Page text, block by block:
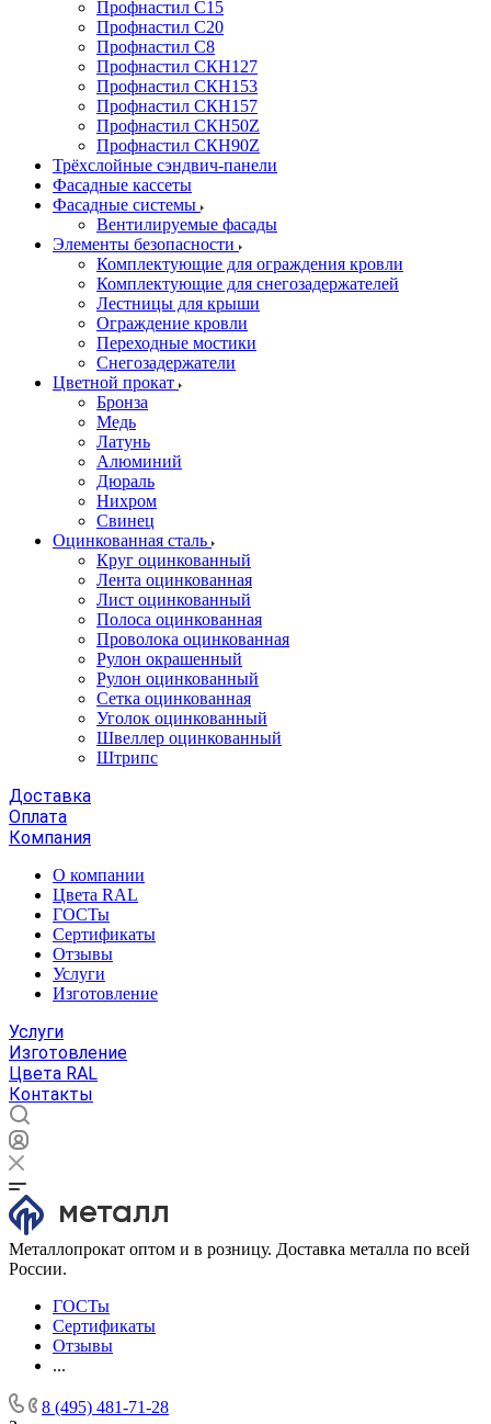
Профнастил С15
Профнастил С20
Профнастил С8
Профнастил СКН127
Профнастил СКН153
Профнастил СКН157
Профнастил СКН50Z
Профнастил СКН90Z
Трёхслойные сэндвич-панели
Фасадные кассеты
Фасадные системы
Вентилируемые фасады
Элементы безопасности
Комплектующие для ограждения кровли
Комплектующие для снегозадержателей
Лестницы для крыши
Ограждение кровли
Переходные мостики
Снегозадержатели
Цветной прокат
Бронза
Медь
Латунь
Алюминий
Дюраль
Нихром
Свинец
Оцинкованная сталь
Круг оцинкованный
Лента оцинкованная
Лист оцинкованный
Полоса оцинкованная
Проволока оцинкованная
Рулон окрашенный
Рулон оцинкованный
Сетка оцинкованная
Уголок оцинкованный
Швеллер оцинкованный
Штрипс
Доставка
Оплата
Компания
О компании
Цвета RAL
ГОСТы
Сертификаты
Отзывы
Услуги
Изготовление
Услуги
Изготовление
Цвета RAL
Контакты
Металлопрокат оптом и в розницу. Доставка металла по всей
России.
ГОСТы
Сертификаты
Отзывы
...
8 (495) 481-71-28